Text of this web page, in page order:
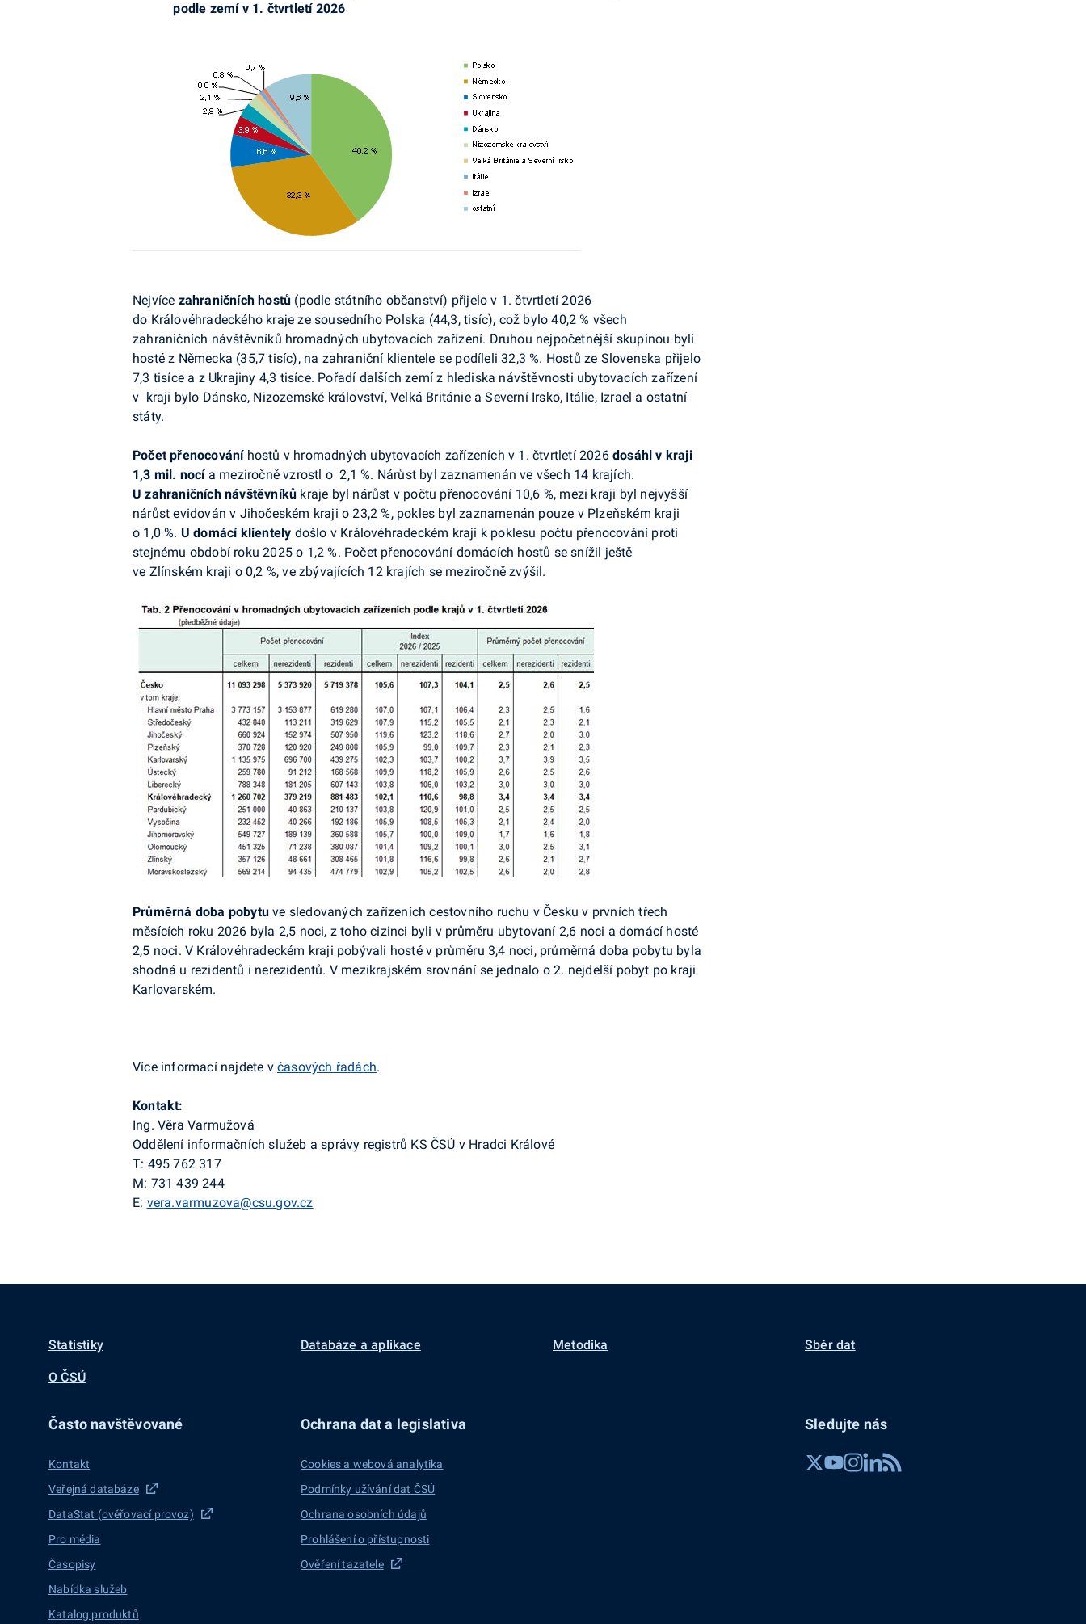
podle zemí v 1. čtvrtletí 2026
Nejvíce zahraničních hostů (podle státního občanství) přijelo v 1. čtvrtletí 2026
do Královéhradeckého kraje ze sousedního Polska (44,3, tisíc), což bylo 40,2 % všech
zahraničních návštěvníků hromadných ubytovacích zařízení. Druhou nejpočetnější skupinou byli
hosté z Německa (35,7 tisíc), na zahraniční klientele se podíleli 32,3 %. Hostů ze Slovenska přijelo
7,3 tisíce a z Ukrajiny 4,3 tisíce. Pořadí dalších zemí z hlediska návštěvnosti ubytovacích zařízení
v kraji bylo Dánsko, Nizozemské království, Velká Británie a Severní Irsko, Itálie, Izrael a ostatní
státy.
Počet přenocováníhostů v hromadných ubytovacích zařízeních v 1. čtvrtletí 2026dosáhl v kraji
1,3 mil. nocí a meziročně vzrostl o 2,1 %. Nárůst byl zaznamenán ve všech 14 krajích.
U zahraničních návštěvníků kraje byl nárůst v počtu přenocování 10,6 %, mezi kraji byl nejvyšší
nárůst evidován v Jihočeském kraji o 23,2 %, pokles byl zaznamenán pouze v Plzeňském kraji
o 1,0 %. U domácí klientely došlo v Královéhradeckém kraji k poklesu počtu přenocování proti
stejnému období roku 2025 o 1,2 %. Počet přenocování domácích hostů se snížil ještě
ve Zlínském kraji o 0,2 %, ve zbývajících 12 krajích se meziročně zvýšil.
Průměrná doba pobytu ve sledovaných zařízeních cestovního ruchu v Česku v prvních třech
měsících roku 2026 byla 2,5 noci, z toho cizinci byli v průměru ubytovaní 2,6 noci a domácí hosté
2,5 noci. V Královéhradeckém kraji pobývali hosté v průměru 3,4 noci, průměrná doba pobytu byla
shodná u rezidentů i nerezidentů. V mezikrajském srovnání se jednalo o 2. nejdelší pobyt po kraji
Karlovarském.
Více informací najdete v časových řadách.
Kontakt:
Ing. Věra Varmužová
Oddělení informačních služeb a správy registrů KS ČSÚ v Hradci Králové
T: 495 762 317
M: 731 439 244
E: vera.varmuzova@csu.gov.cz
Statistiky Databáze a aplikace Metodika Sběr dat
O ČSÚ
Často navštěvované
Kontakt
Veřejná databáze
DataStat (ověřovací provoz)
Pro média
Časopisy
Nabídka služeb
Katalog produktů
Ochrana dat a legislativa
Cookies a webová analytika
Podmínky užívání dat ČSÚ
Ochrana osobních údajů
Prohlášení o přístupnosti
Ověření tazatele
Sledujte nás